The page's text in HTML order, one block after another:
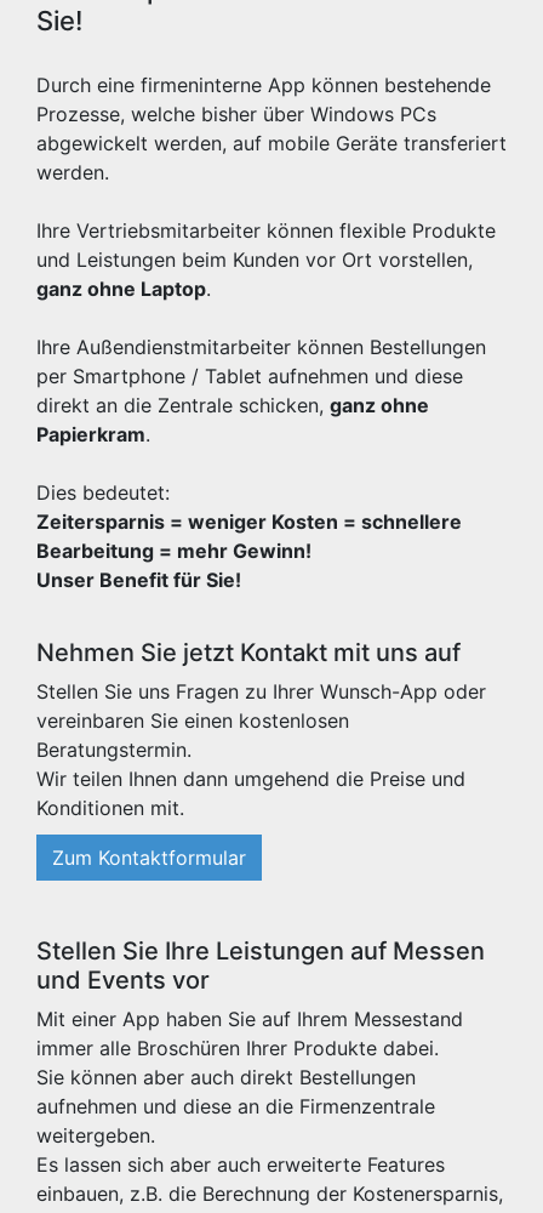
Sie!
Durch eine firmeninterne App können bestehende
Prozesse, welche bisher über Windows PCs
abgewickelt werden, auf mobile Geräte transferiert
werden.
Ihre Vertriebsmitarbeiter können flexible Produkte
und Leistungen beim Kunden vor Ort vorstellen,
ganz ohne Laptop.
Ihre Außendienstmitarbeiter können Bestellungen
per Smartphone / Tablet aufnehmen und diese
direkt an die Zentrale schicken, ganz ohne
Papierkram.
Dies bedeutet:
Zeitersparnis = weniger Kosten = schnellere
Bearbeitung = mehr Gewinn!
Unser Benefit für Sie!
Nehmen Sie jetzt Kontakt mit uns auf
Stellen Sie uns Fragen zu Ihrer Wunsch-App oder
vereinbaren Sie einen kostenlosen
Beratungstermin.
Wir teilen Ihnen dann umgehend die Preise und
Konditionen mit.
Zum Kontaktformular
Stellen Sie Ihre Leistungen auf Messen
und Events vor
Mit einer App haben Sie auf Ihrem Messestand
immer alle Broschüren Ihrer Produkte dabei.
Sie können aber auch direkt Bestellungen
aufnehmen und diese an die Firmenzentrale
weitergeben.
Es lassen sich aber auch erweiterte Features
einbauen, z.B. die Berechnung der Kostenersparnis,